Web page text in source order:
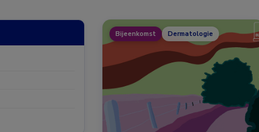
Bijeenkomst Dermatologie